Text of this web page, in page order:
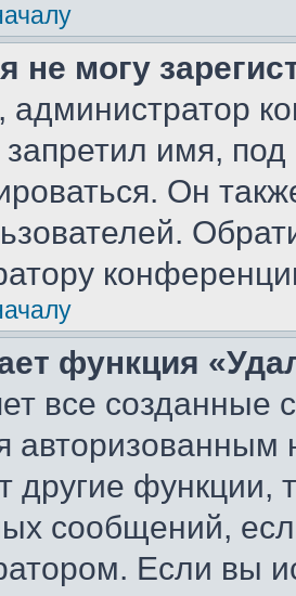
не могу
администратор
имя,
Он
функция
все созданные
другие функции,
сообщений,
Если вы